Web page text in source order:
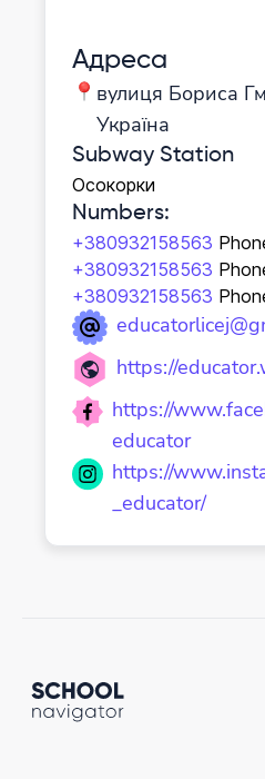
Адреса
вулиця Бориса
Україна
Subway Station
Осокорки
Numbers:
+380932158563
+380932158563
+380932158563
https://
https://
educator
https://
_educator/